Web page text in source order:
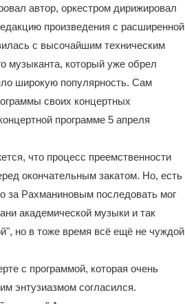
автор, оркестром дирижировал
произведения с расширенной
с высочайшим техническим
музыканта, который уже обрел
широкую популярность. Сам
своих концертных
программе 5 апреля
что процесс преемственности
окончательным закатом. Но, есть
за Рахманиновым последовать мог
академической музыки и так
но в тоже время всё ещё не чуждой
с программой, которая очень
энтузиазмом согласился.